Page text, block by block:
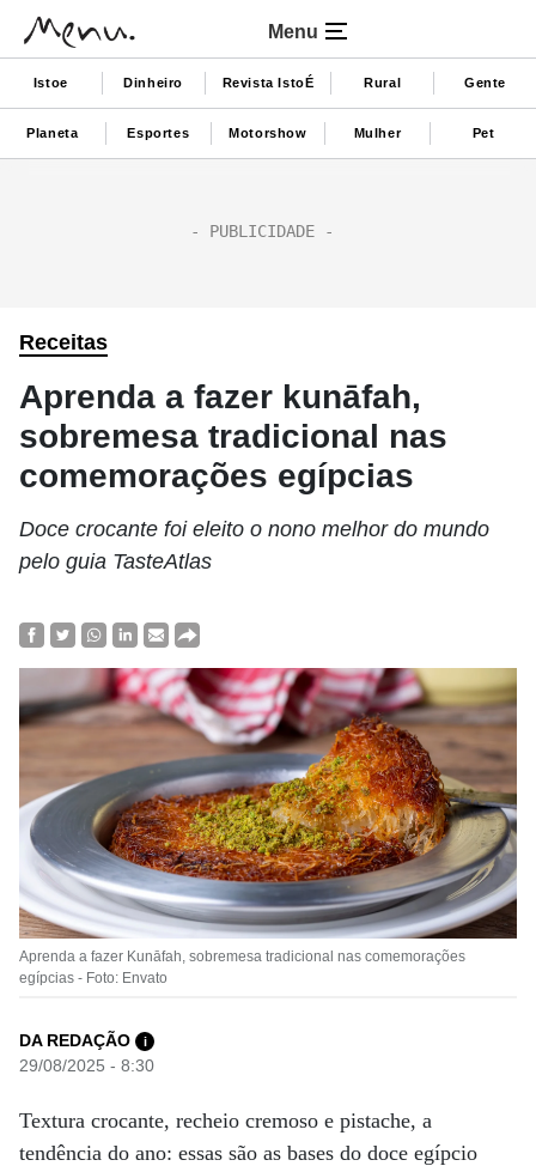
Menu
Istoe Dinheiro Revista IstoÉ Rural Gente
Planeta Esportes Motorshow Mulher Pet
Receitas
Aprenda a fazer kunāfah,
sobremesa tradicional nas
comemorações egípcias
Doce crocante foi eleito o nono melhor do mundo
pelo guia TasteAtlas
Aprenda a fazer Kunāfah, sobremesa tradicional nas comemorações
egípcias - Foto: Envato
DA REDAÇÃO i
29/08/2025 - 8:30
Textura crocante, recheio cremoso e pistache, a
tendência do ano: essas são as bases do doce egípcio